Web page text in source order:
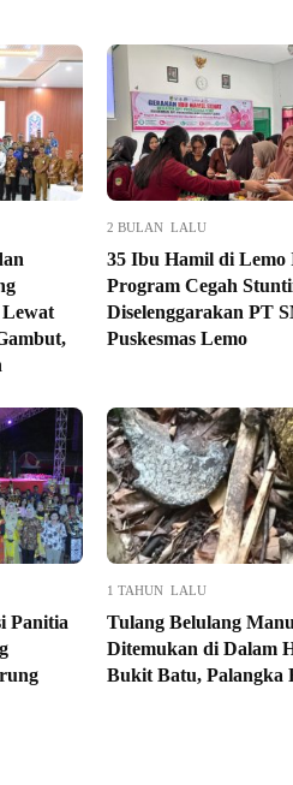
Lewat
2 BULAN LALU
35 Ibu Hamil di
Program Cegah
Diselenggarakan PT
Puskesmas Lemo
Panitia
1 TAHUN LALU
Tulang Belulang
Ditemukan di Dalam
Bukit Batu, Palangka